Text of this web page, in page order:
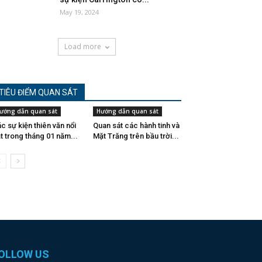
May 19, 2024
Load more
ĐIỂM QUAN SÁT
dẫn quan sát
sự kiện thiên văn nổi
trong tháng 01 năm...
Hướng dẫn quan sát
Quan sát các hành tinh và
Mặt Trăng trên bầu trời...
US